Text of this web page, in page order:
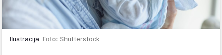
Ilustracija Foto: Shutterstock